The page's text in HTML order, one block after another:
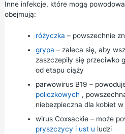
Inne infekcje, które mogą
obejmują:
różyczka – powszechnie
grypa – zaleca się, aby
zaszczepiły się przeciwko
od etapu ciąży
parwowirus B19 –
policzkowych ,
niebezpieczna dla kobiet
wirus Coxsackie – może
pryszczycy i ust u ludzi